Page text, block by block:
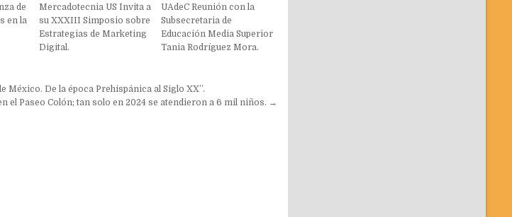
de
en la
Mercadotecnia US Invita a
su XXXIII Simposio sobre
Estrategias de Marketing
Digital.
UAdeC Reunión con la
Subsecretaria de
Educación Media Superior
Tania Rodríguez Mora.
México. De la época Prehispánica al Siglo XX”.
el Paseo Colón; tan solo en 2024 se atendieron a 6 mil niños. →